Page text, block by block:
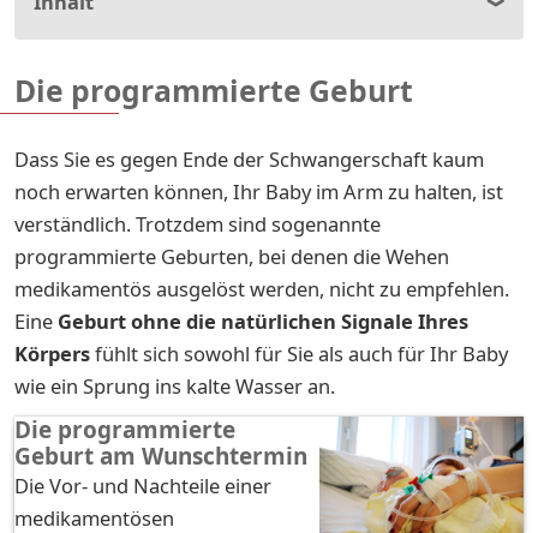
Die programmierte Geburt
Dass Sie es gegen Ende der Schwangerschaft kaum
noch erwarten können, Ihr Baby im Arm zu halten, ist
verständlich. Trotzdem sind sogenannte
programmierte Geburten, bei denen die Wehen
medikamentös ausgelöst werden, nicht zu empfehlen.
Eine Geburt ohne die natürlichen Signale Ihres
Körpersfühlt sich sowohl für Sie als auch für Ihr Baby
wie ein Sprung ins kalte Wasser an.
Die programmierte
Geburt am Wunschtermin
Die Vor- und Nachteile einer
medikamentösen